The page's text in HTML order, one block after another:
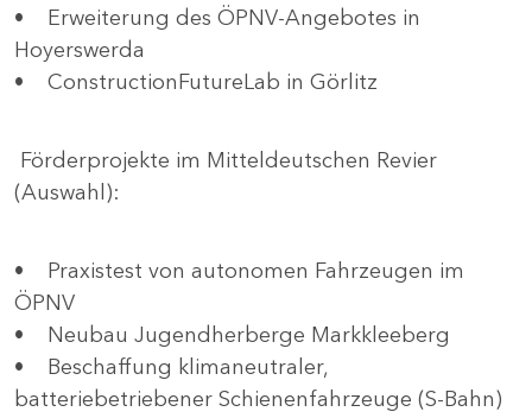
• Erweiterung des ÖPNV-Angebotes in
Hoyerswerda
• ConstructionFutureLab in Görlitz
Förderprojekte im Mitteldeutschen Revier
(Auswahl):
• Praxistest von autonomen Fahrzeugen im
ÖPNV
• Neubau Jugendherberge Markkleeberg
• Beschaffung klimaneutraler,
batteriebetriebener Schienenfahrzeuge (S-Bahn)